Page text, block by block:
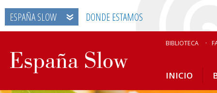
ESPAÑA SLOW DONDE ESTAMOS
BIBLIOTECA
INICIO